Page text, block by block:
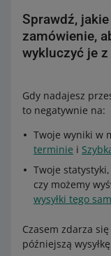
Sprawdź,
zamówienie,
wykluczyć je
Gdy nadajesz
to negatywnie na:
Twoje wyniki w
terminie i
Twoje
czy możemy
wysyłki tego
Czasem zdarza
późniejszą